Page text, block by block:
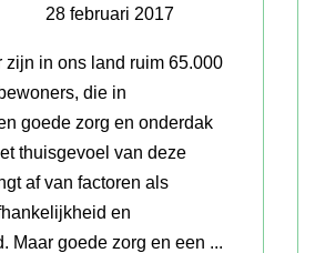
28 februari 2017
zijn in ons land ruim 65.000
die in
goede zorg en onderdak
thuisgevoel van deze
af van factoren als
en
Maar goede zorg en een ...